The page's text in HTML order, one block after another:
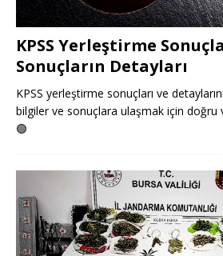
KPSS Yerleştirme
Sonuçların Detayları
KPSS yerleştirme sonuçları ve
bilgiler ve sonuçlara ulaşmak için doğru
🟢